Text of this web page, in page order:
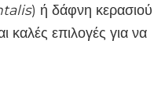
) ή δάφνη κερασιού
καλές επιλογές για να